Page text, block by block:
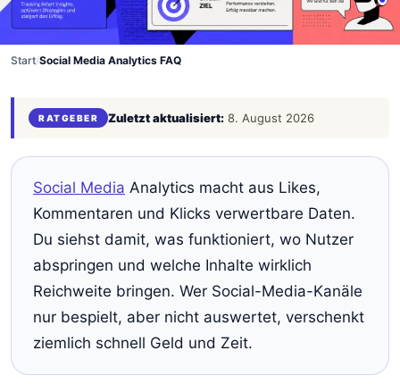
Start/Social Media Analytics FAQ
RATGEBER Zuletzt aktualisiert: 8. August 2026
Social Media Analytics macht aus Likes,
Kommentaren und Klicks verwertbare Daten.
Du siehst damit, was funktioniert, wo Nutzer
abspringen und welche Inhalte wirklich
Reichweite bringen. Wer Social-Media-Kanäle
nur bespielt, aber nicht auswertet, verschenkt
ziemlich schnell Geld und Zeit.